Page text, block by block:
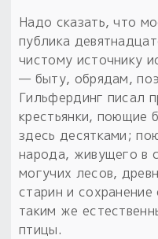
Надо сказать, что
публика
чистому источнику
— быту, обрядам,
Гильфердинг писал
крестьянки, поющие
здесь десятками;
народа, живущего в
могучих лесов,
старин и
таким же
птицы.